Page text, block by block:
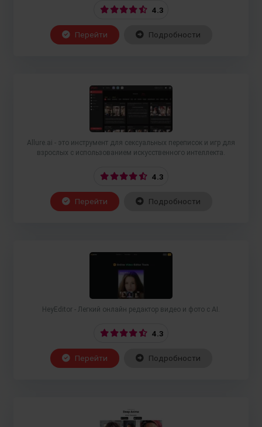
4.3
Перейти Подробности
Allure.ai - это инструмент для сексуальных переписок и игр для
взрослых с использованием искусственного интеллекта.
4.3
Перейти Подробности
HeyEditor - Легкий онлайн редактор видео и фото с AI.
4.3
Перейти Подробности